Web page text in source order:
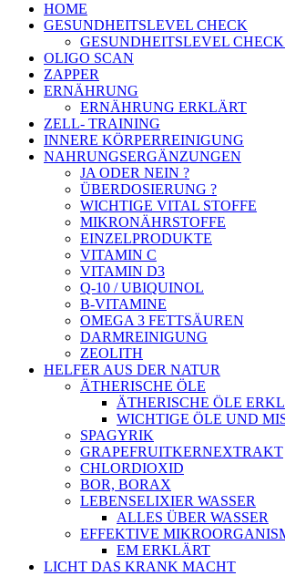
HOME
GESUNDHEITSLEVEL CHECK
GESUNDHEITSLEVEL
OLIGO SCAN
ZAPPER
ERNÄHRUNG
ERNÄHRUNG ERKLÄRT
ZELL- TRAINING
INNERE KÖRPERREINIGUNG
NAHRUNGSERGÄNZUNGEN
JA ODER NEIN ?
ÜBERDOSIERUNG ?
WICHTIGE VITAL STOFFE
MIKRONÄHRSTOFFE
EINZELPRODUKTE
VITAMIN C
VITAMIN D3
Q-10 / UBIQUINOL
B-VITAMINE
OMEGA 3 FETTSÄUREN
DARMREINIGUNG
ZEOLITH
HELFER AUS DER NATUR
ÄTHERISCHE ÖLE
ÄTHERISCHE ÖLE
WICHTIGE ÖLE UND
SPAGYRIK
GRAPEFRUITKERNEXTRAKT
CHLORDIOXID
BOR, BORAX
LEBENSELIXIER WASSER
ALLES ÜBER WASSER
EFFEKTIVE
EM ERKLÄRT
LICHT DAS KRANK MACHT